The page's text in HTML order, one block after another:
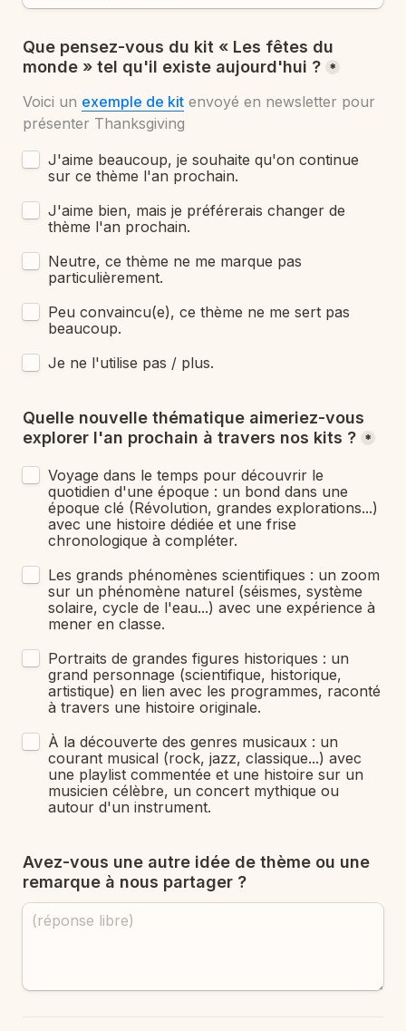
Que pensez-vous du kit « Les fêtes du
monde » tel qu'il existe aujourd'hui ? *
Voici un exemple de kit envoyé en newsletter pour
présenter Thanksgiving
J'aime beaucoup, je souhaite qu'on continue
sur ce thème l'an prochain.
J'aime bien, mais je préférerais changer de
thème l'an prochain.
Neutre, ce thème ne me marque pas
particulièrement.
Peu convaincu(e), ce thème ne me sert pas
beaucoup.
Je ne l'utilise pas / plus.
Quelle nouvelle thématique aimeriez-vous
explorer l'an prochain à travers nos kits ? *
Voyage dans le temps pour découvrir le
quotidien d'une époque : un bond dans une
époque clé (Révolution, grandes explorations...)
avec une histoire dédiée et une frise
Les grands phénomènes scientifiques : un zoom
sur un phénomène naturel (séismes, système
solaire, cycle de l'eau...) avec une expérience à
mener en classe.
Portraits de grandes figures historiques : un
grand personnage (scientifique, historique,
artistique) en lien avec les programmes, raconté
à travers une histoire originale.
À la découverte des genres musicaux : un
courant musical (rock, jazz, classique...) avec
une playlist commentée et une histoire sur un
musicien célèbre, un concert mythique ou
Avez-vous une autre idée de thème ou une
remarque à nous partager ?